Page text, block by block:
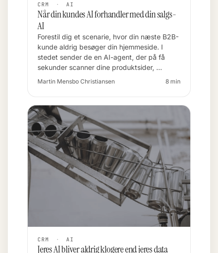
CRM · AI
Når din kundes AI forhandler med din salgs-
AI
Forestil dig et scenarie, hvor din næste B2B-
kunde aldrig besøger din hjemmeside. I
stedet sender de en AI-agent, der på få
sekunder scanner dine produktsider, …
Martin Mensbo Christiansen 8 min
CRM · AI
Jeres AI bliver aldrig klogere end jeres data